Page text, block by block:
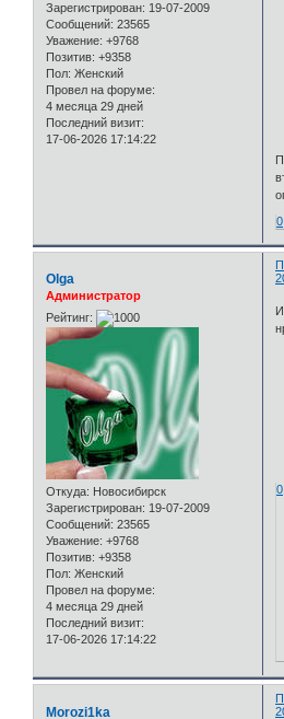
Зарегистрирован: 19-07-2009
Сообщений: 23565
Уважение: +9768
Позитив: +9358
Пол: Женский
Провел на форуме:
4 месяца 29 дней
Последний визит:
17-06-2026 17:14:22
0
Olga
Администратор
Рейтинг:
Откуда: Новосибирск
Зарегистрирован: 19-07-2009
Сообщений: 23565
Уважение: +9768
Позитив: +9358
Пол: Женский
Провел на форуме:
4 месяца 29 дней
Последний визит:
17-06-2026 17:14:22
0
Morozi1ka